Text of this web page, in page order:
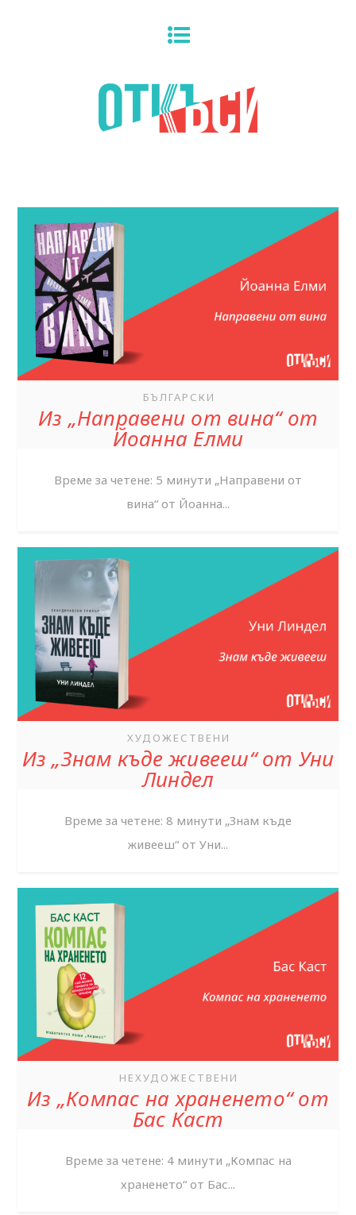
БЪЛГАРСКИ
Из „Направени от вина“ от
Йоанна Елми
Време за четене: 5 минути „Направени от
вина“ от Йоанна...
ХУДОЖЕСТВЕНИ
Из „Знам къде живееш“ от Уни
Линдел
Време за четене: 8 минути „Знам къде
живееш“ от Уни...
НЕХУДОЖЕСТВЕНИ
Из „Компас на храненето“ от
Бас Каст
Време за четене: 4 минути „Компас на
храненето“ от Бас...